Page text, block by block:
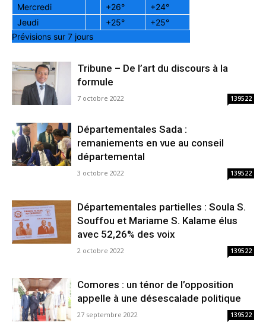
Mercredi
+26° +24°
Jeudi
+25° +25°
Prévisions sur 7 jours
Tribune – De l’art du discours à la
formule
7 octobre 2022 139522
Départementales Sada :
remaniements en vue au conseil
départemental
3 octobre 2022 139522
Départementales partielles : Soula S.
Souffou et Mariame S. Kalame élus
avec 52,26% des voix
2 octobre 2022 139522
Comores : un ténor de l’opposition
appelle à une désescalade politique
27 septembre 2022 139522